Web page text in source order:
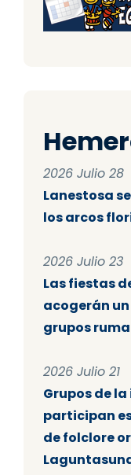
2026 Julio 28
Lanestosa
los arcos
2026 Julio 23
Las fiestas
acogerán
grupos
2026 Julio 21
Grupos de
participan
de folclore